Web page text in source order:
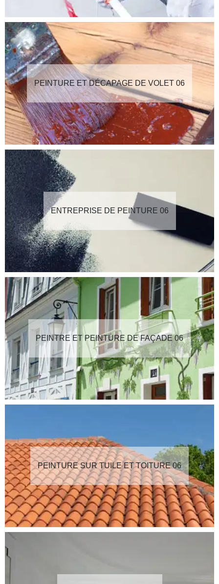
PEINTURE ET DÉCAPAGE DE VOLET 06
ENTREPRISE DE PEINTURE 06
PEINTRE ET PEINTURE DE FAÇADE 06
PEINTURE SUR TUILE ET TOITURE 06